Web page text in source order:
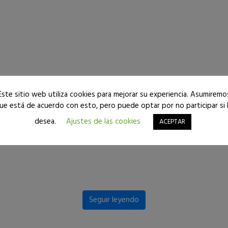
Seguir leyendo
sitio web utiliza cookies para mejorar su experiencia.
está de acuerdo con esto, pero puede optar por no participar si
desea.
Ajustes de las cookies ACEPTAR